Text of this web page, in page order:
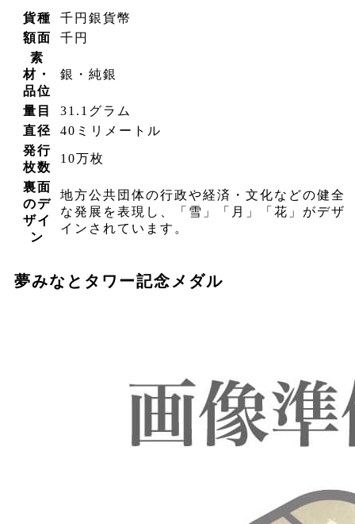
貨種
千円銀貨幣
額面
千円
素
材・
品位
銀・純銀
量目
31.1グラム
直径
40ミリメートル
発行
枚数
10万枚
裏面
のデ
ザイ
ン
地方公共団体の行政や経済・文化などの健全
な発展を表現し、「雪」「月」「花」がデザ
インされています。
夢みなとタワー記念メダル